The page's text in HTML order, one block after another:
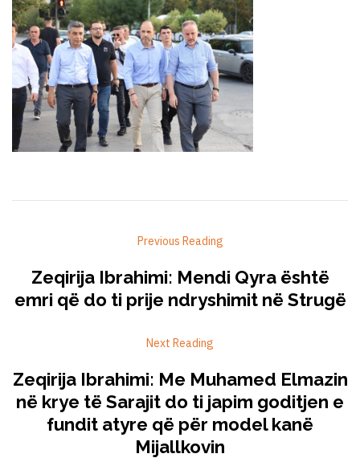
Previous Reading
Zeqirija Ibrahimi: Mendi Qyra është
emri që do ti prije ndryshimit në Strugë
Next Reading
Zeqirija Ibrahimi: Me Muhamed Elmazin
në krye të Sarajit do ti japim goditjen e
fundit atyre që për model kanë
Mijallkovin